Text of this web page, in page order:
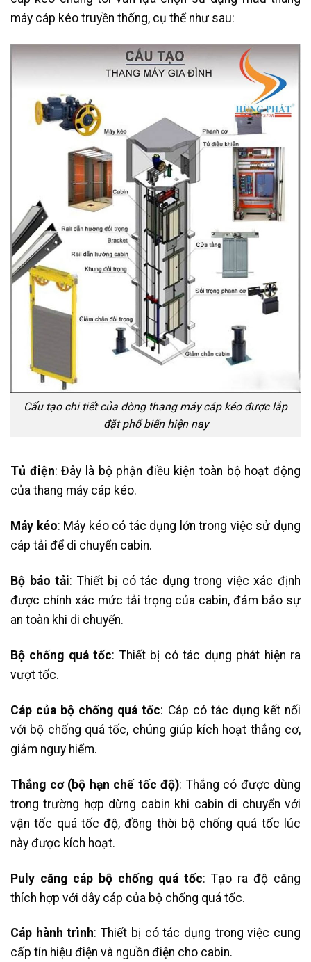
máy cáp kéo truyền thống, cụ thể như sau:
Cấu tạo chi tiết của dòng thang máy cáp kéo được lắp
đặt phổ biến hiện nay
Tủ điện: Đây là bộ phận điều kiện toàn bộ hoạt động
của thang máy cáp kéo.
Máy kéo: Máy kéo có tác dụng lớn trong việc sử dụng
cáp tải để di chuyển cabin.
Bộ báo tải: Thiết bị có tác dụng trong việc xác định
được chính xác mức tải trọng của cabin, đảm bảo sự
an toàn khi di chuyển.
Bộ chống quá tốc: Thiết bị có tác dụng phát hiện ra
vượt tốc.
Cáp của bộ chống quá tốc: Cáp có tác dụng kết nối
với bộ chống quá tốc, chúng giúp kích hoạt thắng cơ,
giảm nguy hiểm.
Thắng cơ (bộ hạn chế tốc độ): Thắng có được dùng
trong trường hợp dừng cabin khi cabin di chuyển với
vận tốc quá tốc độ, đồng thời bộ chống quá tốc lúc
này được kích hoạt.
Puly căng cáp bộ chống quá tốc: Tạo ra độ căng
thích hợp với dây cáp của bộ chống quá tốc.
Cáp hành trình: Thiết bị có tác dụng trong việc cung
cấp tín hiệu điện và nguồn điện cho cabin.